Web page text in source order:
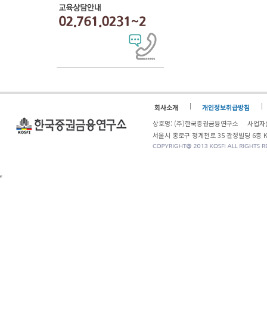
회사소개
개인정보취급방침
상호명: (주)한국증권금융연구소 사업
서울시 종로구 청계천로 35 관정빌딩